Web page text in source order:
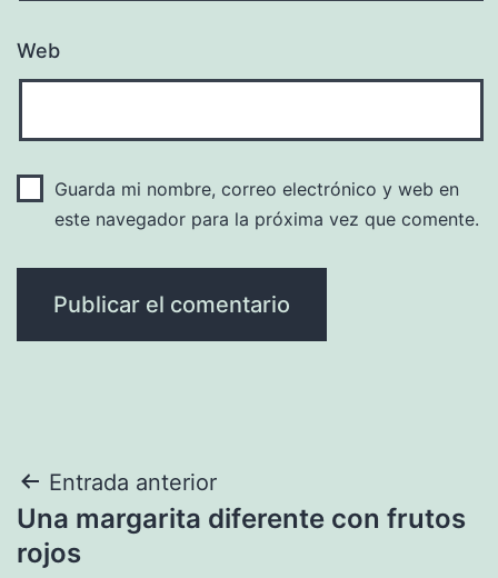
Web
Guarda mi nombre, correo electrónico y web en
este navegador para la próxima vez que comente.
Navegación
de
Entrada anterior
Una margarita diferente con frutos
rojos